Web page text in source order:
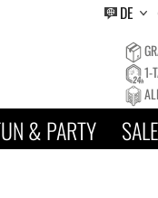
DE
1-
& PARTY SALE